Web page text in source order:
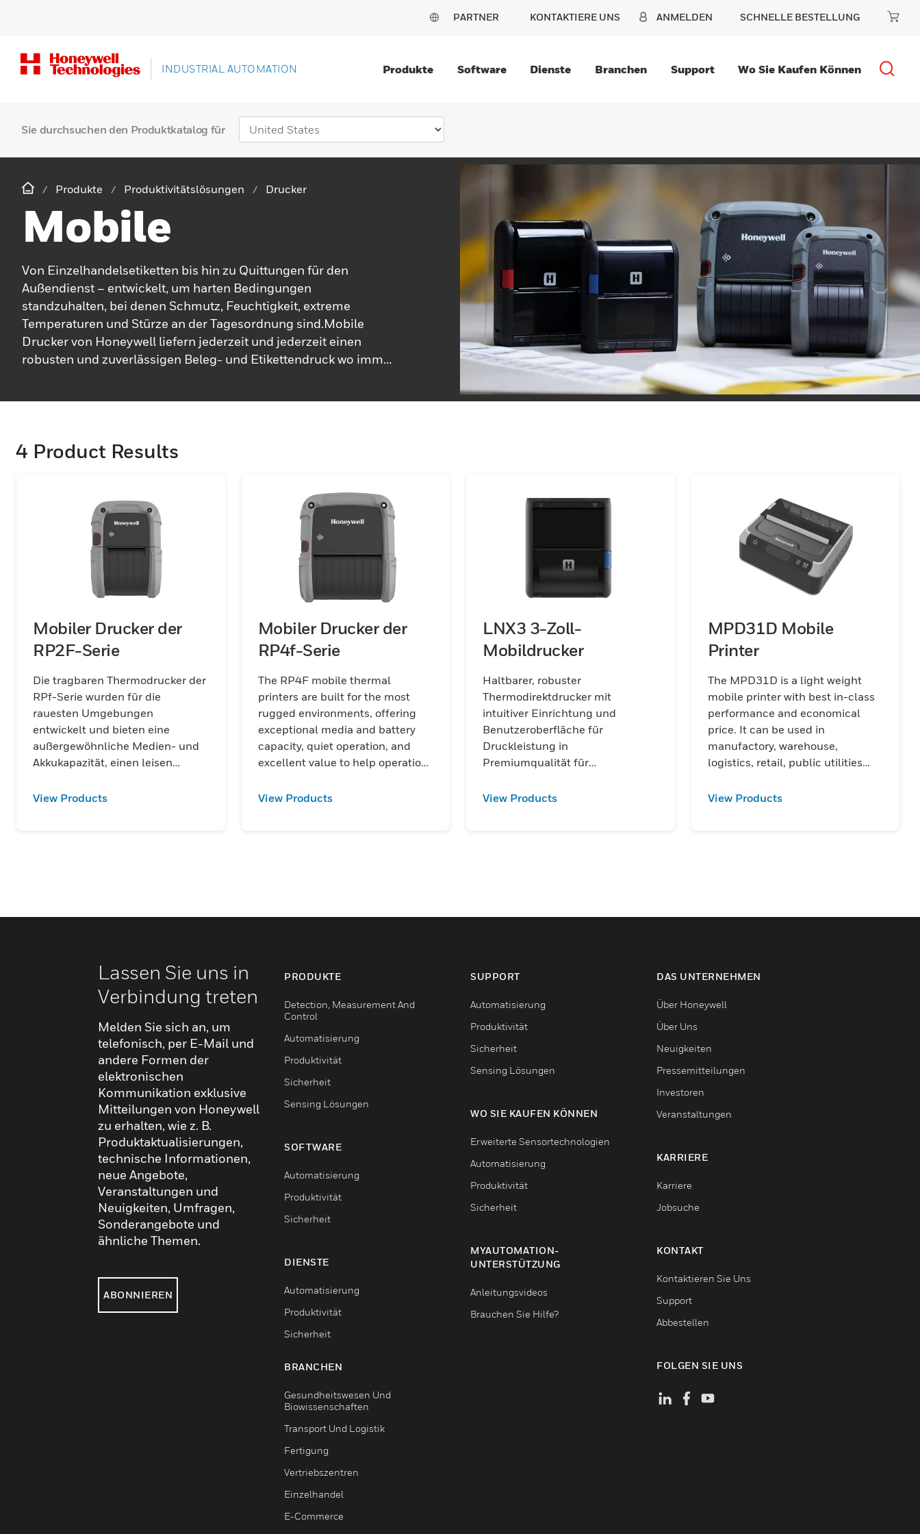
PARTNER KONTAKTIERE UNS ANMELDEN SCHNELLE BESTELLUNG
INDUSTRIAL AUTOMATION Produkte Software Dienste Branchen Support Wo Sie Kaufen Können
Sie durchsuchen den Produktkatalog für
Produkte Produktivitätslösungen Drucker
Mobile
Von Einzelhandelsetiketten bis hin zu Quittungen für den
Außendienst – entwickelt, um harten Bedingungen
standzuhalten, bei denen Schmutz, Feuchtigkeit, extreme
Temperaturen und Stürze an der Tagesordnung sind.Mobile
Drucker von Honeywell liefern jederzeit und jederzeit einen
robusten und zuverlässigen Beleg- und Etikettendruck wo immer
Tagesordnung sind.
4 Product Results
Mobiler Drucker der
RP2F-Serie
Die tragbaren Thermodrucker der
RPf-Serie wurden für die
rauesten Umgebungen
entwickelt und bieten eine
außergewöhnliche Medien- und
Akkukapazität, einen leisen
Preis-Leistungs-Verhältnis.
View Products
Mobiler Drucker der
RP4f-Serie
The RP4F mobile thermal
printers are built for the most
rugged environments, offering
exceptional media and battery
capacity, quiet operation, and
excellent value to help operations
downtime.
View Products
LNX3 3-Zoll-
Mobildrucker
Haltbarer, robuster
Thermodirektdrucker mit
intuitiver Einrichtung und
Benutzeroberfläche für
Druckleistung in
Premiumqualität für
Logistik, Einzelhandel und
View Products
MPD31D Mobile
Printer
The MPD31D is a light weight
mobile printer with best in-class
performance and economical
price. It can be used in
manufactory, warehouse,
logistics, retail, public utilities
View Products
Lassen Sie uns in
Verbindung treten
Melden Sie sich an, um
telefonisch, per E-Mail und
andere Formen der
elektronischen
Kommunikation exklusive
Mitteilungen von Honeywell
zu erhalten, wie z. B.
Produktaktualisierungen,
technische Informationen,
neue Angebote,
Veranstaltungen und
Neuigkeiten, Umfragen,
Sonderangebote und
ähnliche Themen.
ABONNIEREN
PRODUKTE
Detection, Measurement And
Control
Automatisierung
Produktivität
Sicherheit
Sensing Lösungen
SOFTWARE
Automatisierung
Produktivität
Sicherheit
DIENSTE
Automatisierung
Produktivität
Sicherheit
BRANCHEN
Gesundheitswesen Und
Biowissenschaften
Transport Und Logistik
Fertigung
Vertriebszentren
Einzelhandel
E-Commerce
SUPPORT
Automatisierung
Produktivität
Sicherheit
Sensing Lösungen
WO SIE KAUFEN KÖNNEN
Erweiterte Sensortechnologien
Automatisierung
Produktivität
Sicherheit
MYAUTOMATION-
UNTERSTÜTZUNG
Anleitungsvideos
Brauchen Sie Hilfe?
DAS UNTERNEHMEN
Über Honeywell
Über Uns
Neuigkeiten
Pressemitteilungen
Investoren
Veranstaltungen
KARRIERE
Karriere
Jobsuche
KONTAKT
Kontaktieren Sie Uns
Support
Abbestellen
FOLGEN SIE UNS